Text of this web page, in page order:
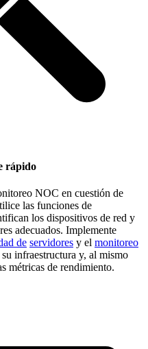
rápido
NOC en cuestión de
las funciones de
los dispositivos de red y
adecuados. Implemente
de servidores y el monitoreo
infraestructura y, al mismo
métricas de rendimiento.